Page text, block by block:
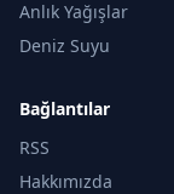
Anlık Yağışlar
Deniz Suyu
Bağlantılar
RSS
Hakkımızda